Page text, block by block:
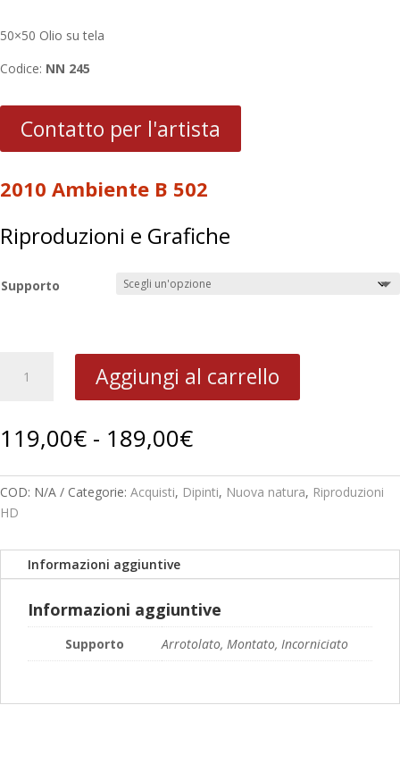
50×50 Olio su tela
Codice: NN 245
Contatto per l'artista
2010 Ambiente B 502
Riproduzioni e Grafiche
Supporto
Ambiente
quantità
Aggiungi al carrello
119,00€ - 189,00€Fascia
di
prezzo:
da
189,00€
COD: N/A Categorie: Acquisti, Dipinti, Nuova natura, Riproduzioni
HD
Informazioni aggiuntive
Informazioni aggiuntive
Supporto Arrotolato, Montato, Incorniciato